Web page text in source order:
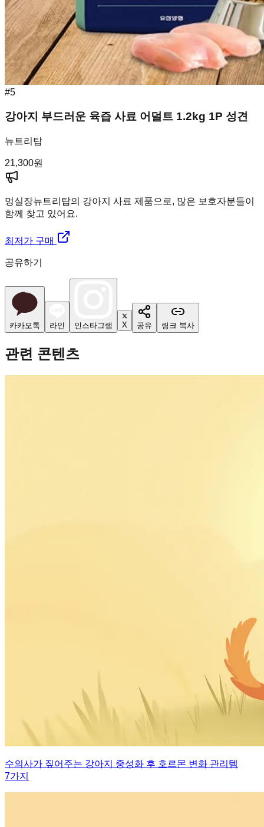
#5
강아지 부드러운 육즙 사료 어덜트 1.2kg 1P 성견
뉴트리탑
21,300원
멍실장뉴트리탑의 강아지 사료 제품으로, 많은 보호자분들이
함께 찾고 있어요.
최저가 구매
공유하기
카카오톡 라인 인스타그램 X 공유 링크 복사
관련 콘텐츠
수의사가 짚어주는 강아지 중성화 후 호르몬 변화 관리템
7가지